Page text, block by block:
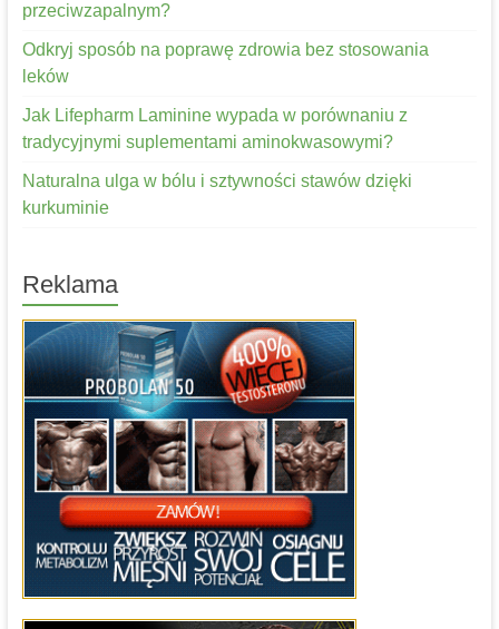
przeciwzapalnym?
Odkryj sposób na poprawę zdrowia bez stosowania
leków
Jak Lifepharm Laminine wypada w porównaniu z
tradycyjnymi suplementami aminokwasowymi?
Naturalna ulga w bólu i sztywności stawów dzięki
kurkuminie
Reklama